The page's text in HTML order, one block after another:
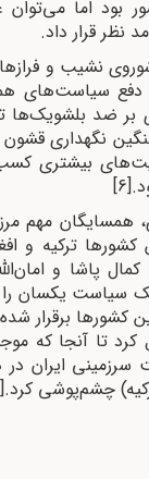
بود اما می‌توان
نظر قرار داد.
شوروی نشیب ‌و
دفع سیاست‌های
بر ضد بلشویک‌ها
نگهداری
بیشتری
[6]
همسایگان مهم
کشورها ترکیه و
پاشا و
سیاست یکسان
برقرار
تا آنجا که
ایران در
چشم‌پوشی کرد.[7]